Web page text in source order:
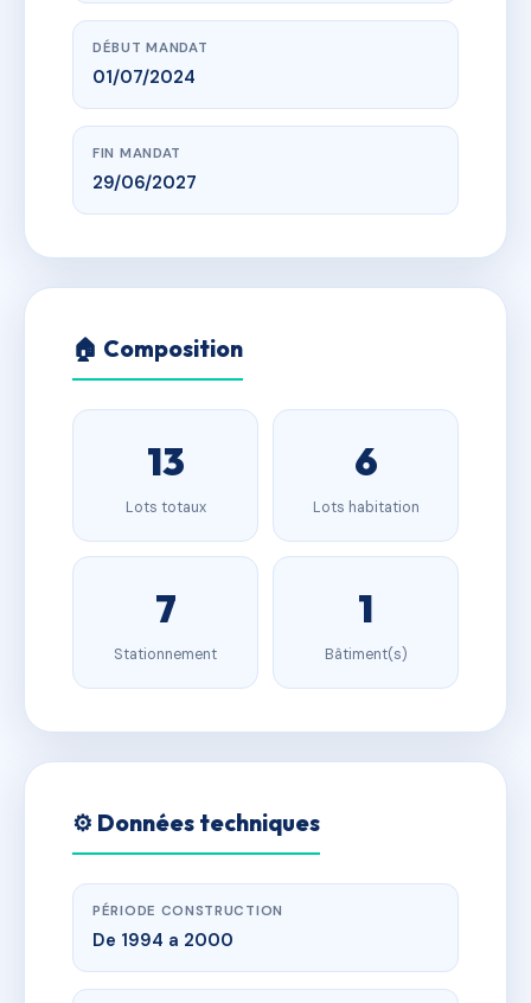
DÉBUT MANDAT
01/07/2024
FIN MANDAT
29/06/2027
🏠 Composition
13
Lots totaux
6
Lots habitation
7
Stationnement
1
Bâtiment(s)
⚙️ Données techniques
PÉRIODE CONSTRUCTION
De 1994 a 2000